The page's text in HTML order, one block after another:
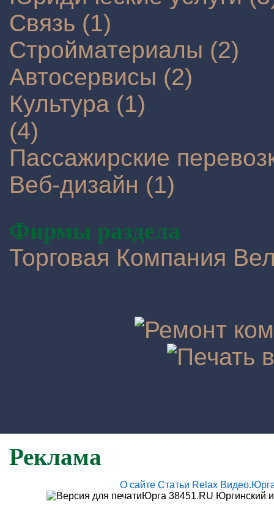
Связь (1)
Стройматериалы (2)
Автосервисы (2)
Культура (1)
(4)
Пассажирские
Веб-дизайн (1)
Фирмы раздела
Торговая Компания
Реклама
О сайте Статьи Relax
Юрга 38451.RU Юргинский